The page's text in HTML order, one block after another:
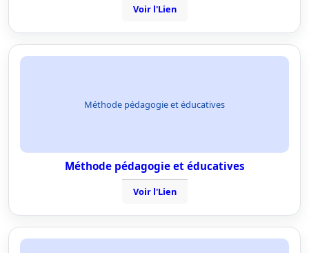
Voir l'Lien
Méthode pédagogie et éducatives
Méthode pédagogie et éducatives
Voir l'Lien